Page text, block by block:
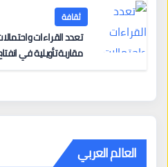
ثقافة
تعدد القراءات
مقاربة تأويلية في
العالم العربي